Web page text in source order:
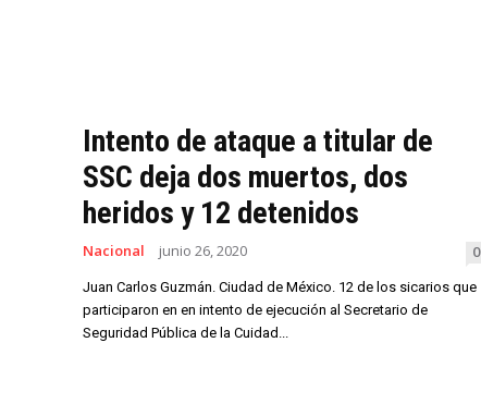
Intento de ataque a titular de
SSC deja dos muertos, dos
heridos y 12 detenidos
Nacional junio 26, 2020 0
Juan Carlos Guzmán. Ciudad de México. 12 de los sicarios que
participaron en en intento de ejecución al Secretario de
Seguridad Pública de la Cuidad...